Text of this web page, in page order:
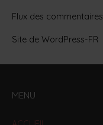
Flux des commentaires
Site de WordPress-FR
MENU